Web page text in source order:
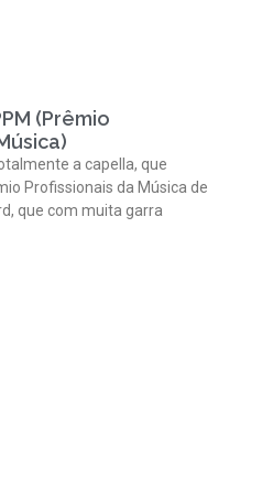
(Prêmio
a capella, que
Profissionais da Música de
que com muita garra